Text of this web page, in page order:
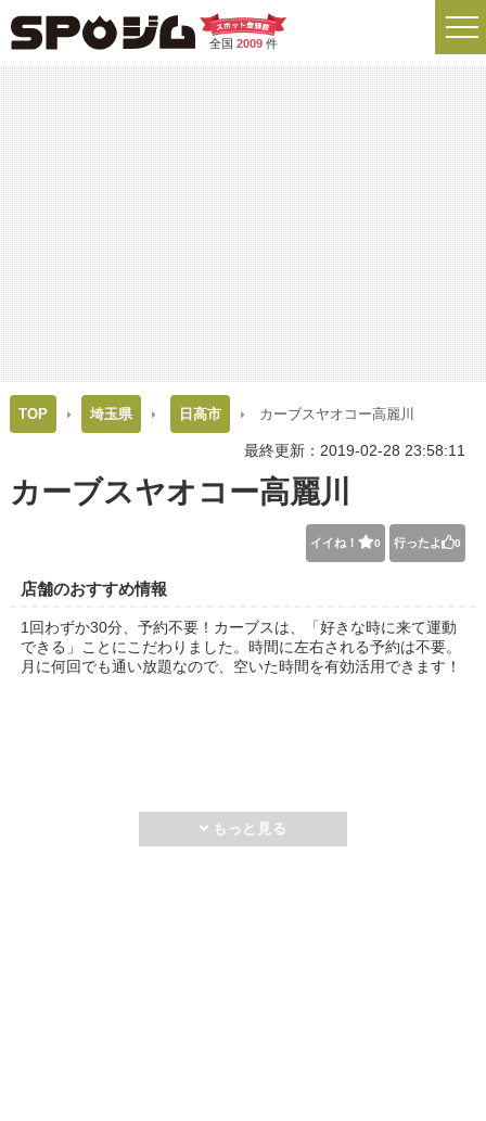
全国 2009件
TOP 埼玉県 日高市 カーブスヤオコー高麗川
最終更新：2019-02-28 23:58:11
カーブスヤオコー高麗川
イイね！ 0 行ったよ 0
店舗のおすすめ情報
1回わずか30分、予約不要！カーブスは、「好きな時に来て運動
できる」ことにこだわりました。時間に左右される予約は不要。
月に何回でも通い放題なので、空いた時間を有効活用できます！